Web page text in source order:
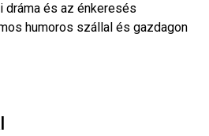
dráma és az énkeresés
humoros szállal és gazdagon